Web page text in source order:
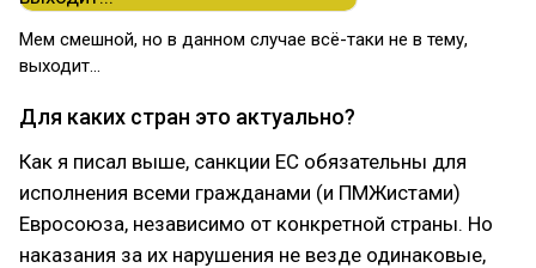
Мем смешной, но в данном случае всё-таки не в тему,
выходит...
Для каких стран это актуально?
Как я писал выше, санкции ЕС обязательны для
исполнения всеми гражданами (и ПМЖистами)
Евросоюза, независимо от конкретной страны. Но
наказания за их нарушения не везде одинаковые,